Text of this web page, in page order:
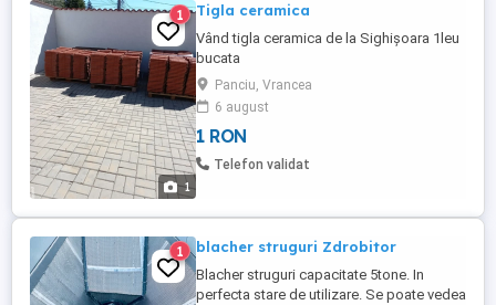
1
1 Tigla ceramica
Vând tigla ceramica de la Sighișoara 1leu
bucata
Panciu, Vrancea
6 august
1 RON
Telefon validat
1 blacher struguri Zdrobitor
Blacher struguri capacitate 5tone. In
perfecta stare de utilizare. Se poate vedea